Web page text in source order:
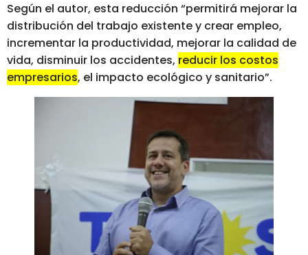
Según el autor, esta reducción “permitirá mejorar la
distribución del trabajo existente y crear empleo,
incrementar la productividad, mejorar la calidad de
vida, disminuir los accidentes, reducir los costos
empresarios, el impacto ecológico y sanitario”.